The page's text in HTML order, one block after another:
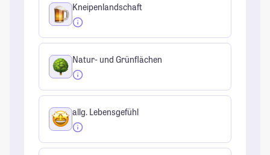
Kneipenlandschaft
Natur- und Grünflächen
allg. Lebensgefühl